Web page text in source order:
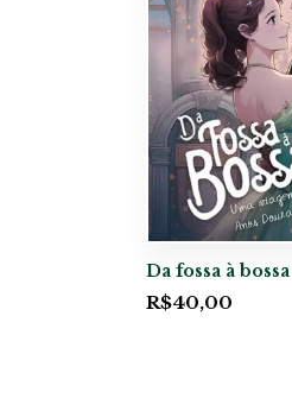
Da fossa à bossa
R$40,00